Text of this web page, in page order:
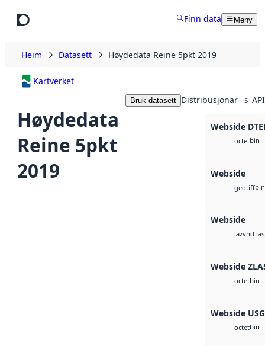
Finn data Meny
Heim Datasett Høydedata Reine 5pkt 2019
Kartverket
Høydedata
Reine 5pkt
2019
Bruk datasett Distribusjonar 5
Webside
octetbin
Webside
geotiffbin
Webside
laz
Webside
octetbin
Webside
octetbin